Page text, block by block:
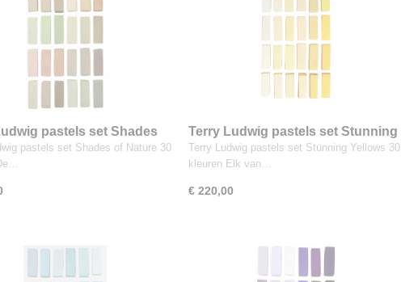
pastels set Shades
30 kleuren
pastels set Shades of Nature 30
Terry Ludwig pastels set Stunning
Yellows 30 kleuren
Terry Ludwig pastels set Stunning Yellows 30
kleuren Elk van…
€ 220,00